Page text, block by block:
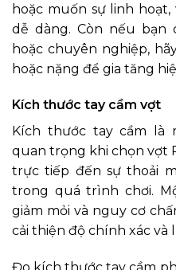
hoặc muốn sự linh
dễ dàng. Còn nếu bạn
hoặc chuyên nghiệp,
hoặc nặng để gia tăng
Kích thước tay cầm vợt
Kích thước tay cầm
quan trọng khi chọn vợt
trực tiếp đến sự thoải
trong quá trình chơi.
giảm mỏi và nguy cơ
cải thiện độ chính xác và